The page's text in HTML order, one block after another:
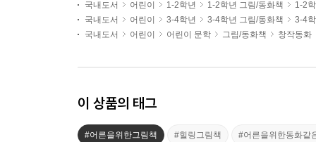
국내도서 어린이 1-2학년 1-2학년 그림/동화책
1-2
국내도서
어린이 3-4학년 3-4학년 그림/동화책
3-4
국내도서
어린이 어린이 문학 그림/동화책 창작동화
이 상품의 태그
#어른을위한그림책 #힐링그림책 #어른을위한동화같